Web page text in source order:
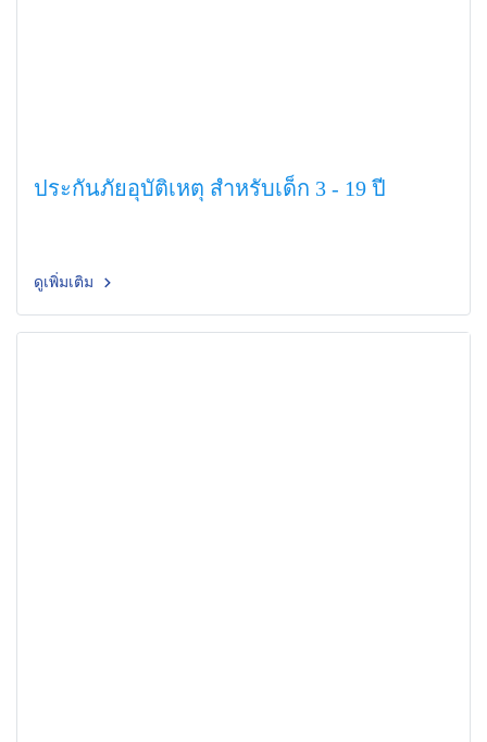
ประกันภัยอุบัติเหตุ สำหรับเด็ก 3 - 19 ปี
ดูเพิ่มเติม